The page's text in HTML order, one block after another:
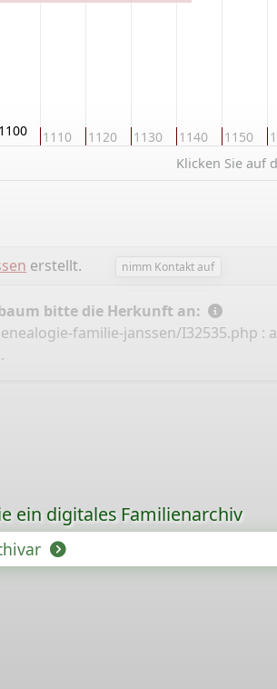
1100 1110 1120 1130 1140 1150
Klicken Sie auf
erstellt. nimm Kontakt auf
bitte die Herkunft an:
familie-janssen/I32535.php :
ein digitales Familienarchiv